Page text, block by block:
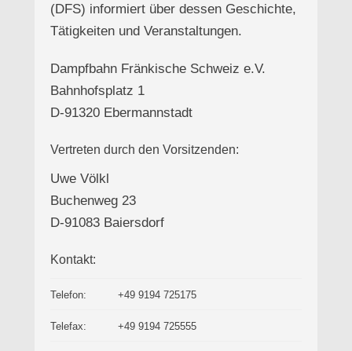
(DFS) informiert über dessen Geschichte,
Tätigkeiten und Veranstaltungen.
Dampfbahn Fränkische Schweiz e.V.
Bahnhofsplatz 1
D-91320 Ebermannstadt
Vertreten durch den Vorsitzenden:
Uwe Völkl
Buchenweg 23
D-91083 Baiersdorf
Kontakt:
Telefon: +49 9194 725175
Telefax: +49 9194 725555